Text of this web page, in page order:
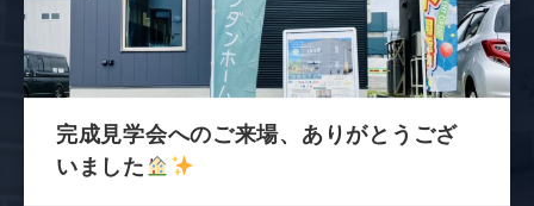
完成見学会へのご来場、ありがとうござ
いました